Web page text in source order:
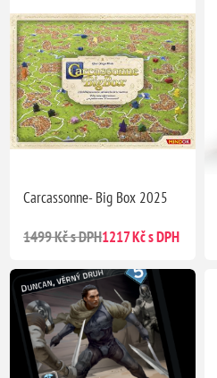
Carcassonne- Big Box 2025
1499 Kč s DPH1217 Kč s DPH